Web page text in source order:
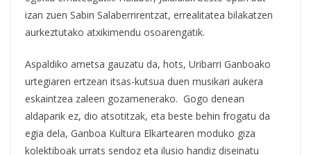
izan zuen Sabin Salaberrirentzat, errealitatea bilakatzen
aurkeztutako atxikimendu osoarengatik.
Aspaldiko ametsa gauzatu da, hots, Uribarri Ganboako
urtegiaren ertzean itsas-kutsua duen musikari aukera
eskaintzea zaleen gozamenerako. Gogo denean
aldaparik ez, dio atsotitzak, eta beste behin frogatu da
egia dela, Ganboa Kultura Elkartearen moduko giza
kolektiboak urrats sendoz eta ilusio handiz diseinatu